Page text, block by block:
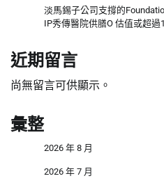
淡馬錫子公司支撐的
IP秀傳醫院供膳O 估值或超過
近期留言
尚無留言可供顯示。
彙整
2026 年 8 月
2026 年 7 月